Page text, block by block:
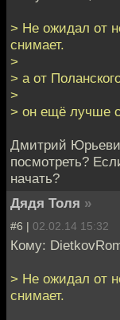
> Не ожидал от
снимает.
>
> а от
>
> он ещё лучше
Дмитрий
посмотреть?
начать?
Дядя Толя »
#6 | 02.02.14 15:32
Кому:
> Не ожидал от
снимает.